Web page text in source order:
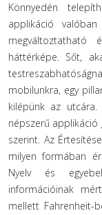
Könnyedén
applikáció
megváltoztatható
háttérképe. Sőt,
mobilunkra, egy
kilépünk az
népszerű applikáció
szerint. Az
milyen formában
Nyelv és
információinak
mellett Fahrenheit-